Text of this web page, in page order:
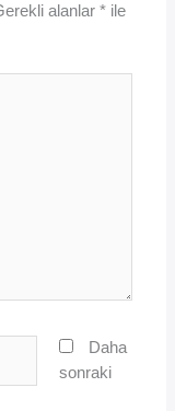
alanlar* ile
Daha
sonraki